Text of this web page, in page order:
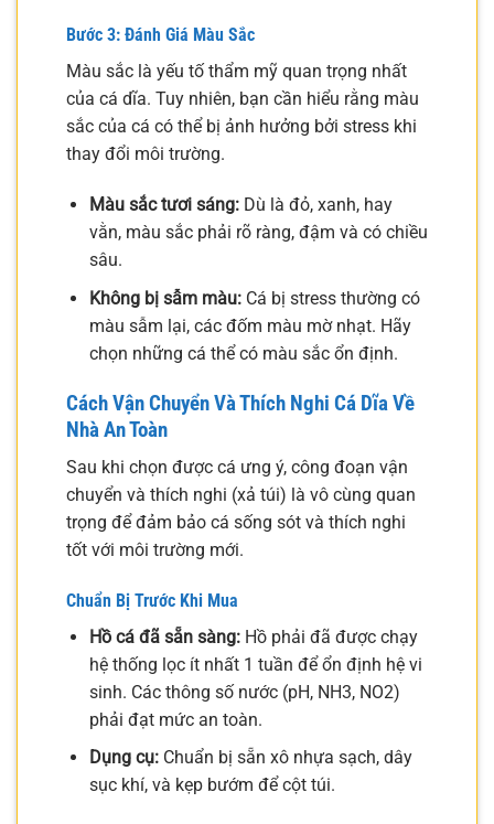
Bước 3: Đánh Giá Màu Sắc
Màu sắc là yếu tố thẩm mỹ quan trọng nhất
của cá dĩa. Tuy nhiên, bạn cần hiểu rằng màu
sắc của cá có thể bị ảnh hưởng bởi stress khi
thay đổi môi trường.
Màu sắc tươi sáng:Dù là đỏ, xanh, hay
vằn, màu sắc phải rõ ràng, đậm và có chiều
sâu.
Không bị sẫm màu:Cá bị stress thường có
màu sẫm lại, các đốm màu mờ nhạt. Hãy
chọn những cá thể có màu sắc ổn định.
Cách Vận Chuyển Và Thích Nghi Cá Dĩa Về
Nhà An Toàn
Sau khi chọn được cá ưng ý, công đoạn vận
chuyển và thích nghi (xả túi) là vô cùng quan
trọng để đảm bảo cá sống sót và thích nghi
tốt với môi trường mới.
Chuẩn Bị Trước Khi Mua
Hồ cá đã sẵn sàng:Hồ phải đã được chạy
hệ thống lọc ít nhất 1 tuần để ổn định hệ vi
sinh. Các thông số nước (pH, NH3, NO2)
phải đạt mức an toàn.
Dụng cụ:Chuẩn bị sẵn xô nhựa sạch, dây
sục khí, và kẹp bướm để cột túi.